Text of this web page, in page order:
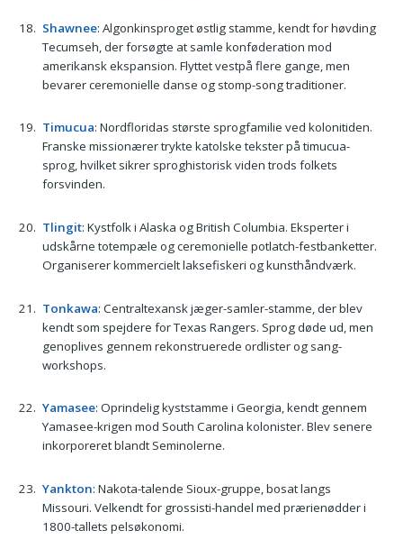
Shawnee: Algonkinsproget østlig stamme, kendt for høvding
Tecumseh, der forsøgte at samle konføderation mod
amerikansk ekspansion. Flyttet vestpå flere gange, men
bevarer ceremonielle danse og stomp-song traditioner.
Timucua: Nordfloridas største sprogfamilie ved kolonitiden.
Franske missionærer trykte katolske tekster på timucua-
sprog, hvilket sikrer sproghistorisk viden trods folkets
forsvinden.
Tlingit: Kystfolk i Alaska og British Columbia. Eksperter i
udskårne totempæle og ceremonielle potlatch-festbanketter.
Organiserer kommercielt laksefiskeri og kunsthåndværk.
Tonkawa: Centraltexansk jæger-samler-stamme, der blev
kendt som spejdere for Texas Rangers. Sprog døde ud, men
genoplives gennem rekonstruerede ordlister og sang-
workshops.
Yamasee: Oprindelig kyststamme i Georgia, kendt gennem
Yamasee-krigen mod South Carolina kolonister. Blev senere
inkorporeret blandt Seminolerne.
Yankton: Nakota-talende Sioux-gruppe, bosat langs
Missouri. Velkendt for grossisti-handel med prærienødder i
1800-tallets pelsøkonomi.